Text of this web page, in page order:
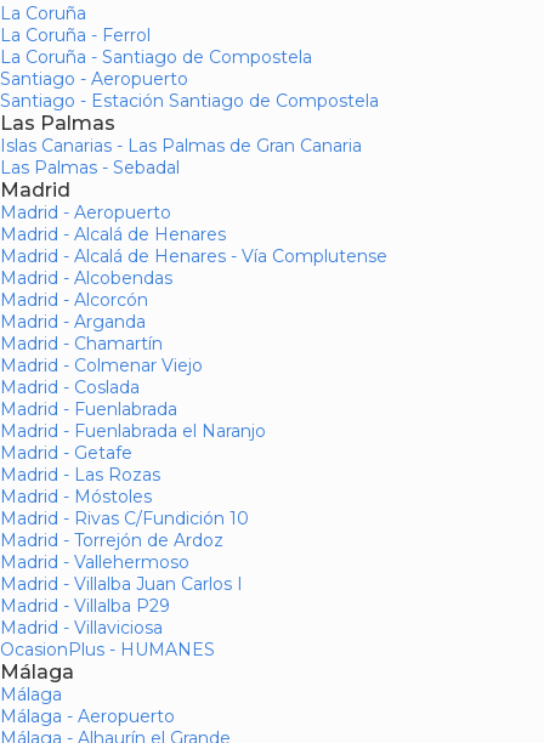
La Coruña
La Coruña - Ferrol
La Coruña - Santiago de Compostela
Santiago - Aeropuerto
Santiago - Estación Santiago de Compostela
Las Palmas
Islas Canarias - Las Palmas de Gran Canaria
Las Palmas - Sebadal
Madrid
Madrid - Aeropuerto
Madrid - Alcalá de Henares
Madrid - Alcalá de Henares - Vía Complutense
Madrid - Alcobendas
Madrid - Alcorcón
Madrid - Arganda
Madrid - Chamartín
Madrid - Colmenar Viejo
Madrid - Coslada
Madrid - Fuenlabrada
Madrid - Fuenlabrada el Naranjo
Madrid - Getafe
Madrid - Las Rozas
Madrid - Móstoles
Madrid - Rivas C/Fundición 10
Madrid - Torrejón de Ardoz
Madrid - Vallehermoso
Madrid - Villalba Juan Carlos I
Madrid - Villalba P29
Madrid - Villaviciosa
OcasionPlus - HUMANES
Málaga
Málaga
Málaga - Aeropuerto
Málaga - Alhaurín el Grande